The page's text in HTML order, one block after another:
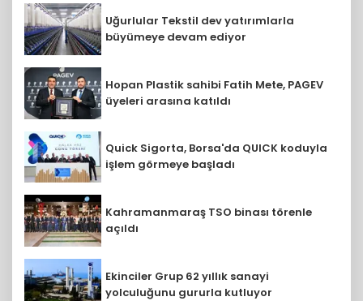
Uğurlular Tekstil dev yatırımlarla
büyümeye devam ediyor
Hopan Plastik sahibi Fatih Mete, PAGEV
üyeleri arasına katıldı
Quick Sigorta, Borsa'da QUICK koduyla
işlem görmeye başladı
Kahramanmaraş TSO binası törenle
açıldı
Ekinciler Grup 62 yıllık sanayi
yolculuğunu gururla kutluyor